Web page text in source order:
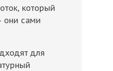
который
они сами
для